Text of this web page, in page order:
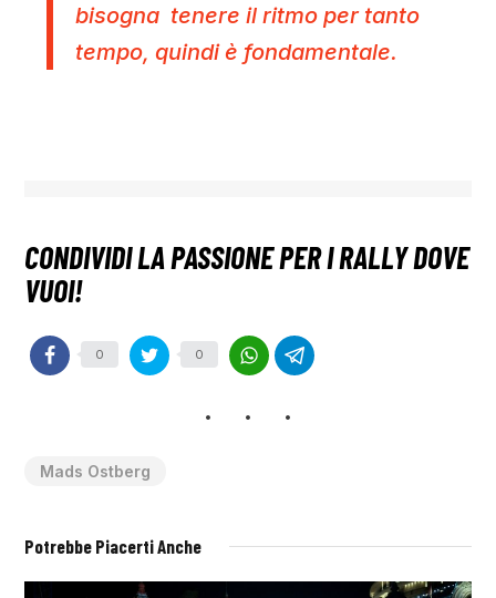
bisogna tenere il ritmo per tanto
tempo, quindi è fondamentale.
0 0
Mads Ostberg
Potrebbe Piacerti Anche